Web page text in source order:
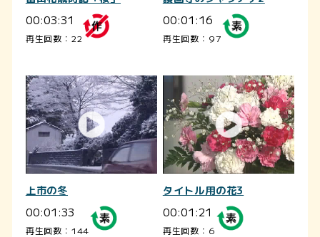
00:03:31
再生回数：22
00:01:16
再生回数：97
上市の冬
00:01:33
再生回数：144
タイトル用の花3
00:01:21
再生回数：6